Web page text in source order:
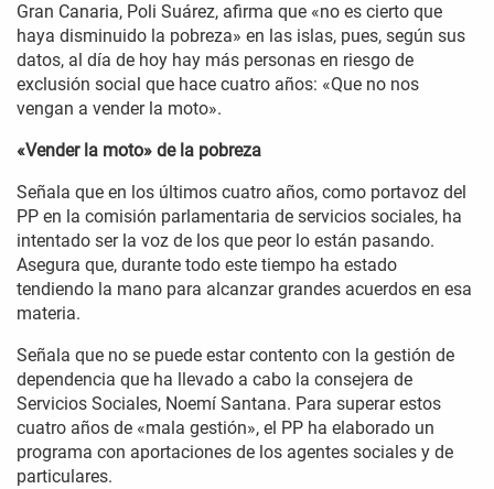
Gran Canaria, Poli Suárez, afirma que «no es cierto que
haya disminuido la pobreza» en las islas, pues, según sus
datos, al día de hoy hay más personas en riesgo de
exclusión social que hace cuatro años: «Que no nos
vengan a vender la moto».
«Vender la moto» de la pobreza
Señala que en los últimos cuatro años, como portavoz del
PP en la comisión parlamentaria de servicios sociales, ha
intentado ser la voz de los que peor lo están pasando.
Asegura que, durante todo este tiempo ha estado
tendiendo la mano para alcanzar grandes acuerdos en esa
materia.
Señala que no se puede estar contento con la gestión de
dependencia que ha llevado a cabo la consejera de
Servicios Sociales, Noemí Santana. Para superar estos
cuatro años de «mala gestión», el PP ha elaborado un
programa con aportaciones de los agentes sociales y de
particulares.